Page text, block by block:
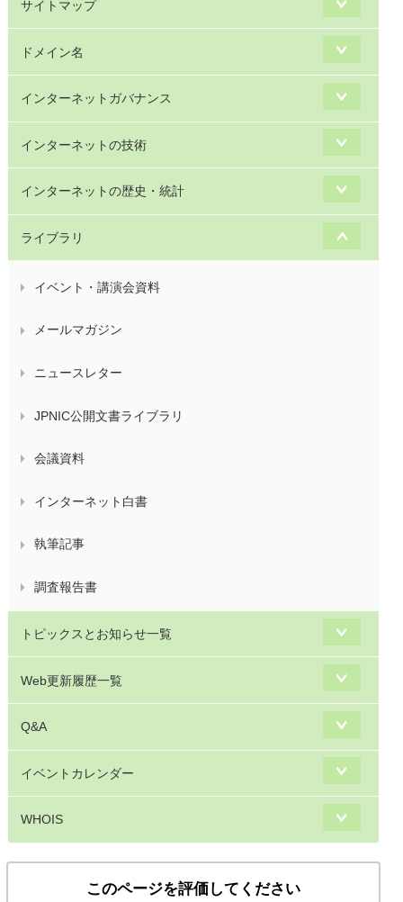
サイトマップ
ドメイン名
インターネットガバナンス
インターネットの技術
インターネットの歴史・統計
ライブラリ
イベント・講演会資料
メールマガジン
ニュースレター
JPNIC公開文書ライブラリ
会議資料
インターネット白書
執筆記事
調査報告書
トピックスとお知らせ一覧
Web更新履歴一覧
Q&A
イベントカレンダー
WHOIS
このページを評価してください